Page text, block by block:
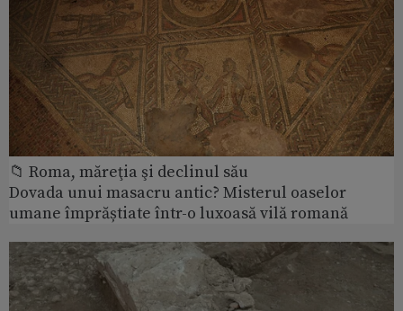
📁 Roma, măreţia şi declinul său
Dovada unui masacru antic? Misterul oaselor
umane împrăștiate într-o luxoasă vilă romană